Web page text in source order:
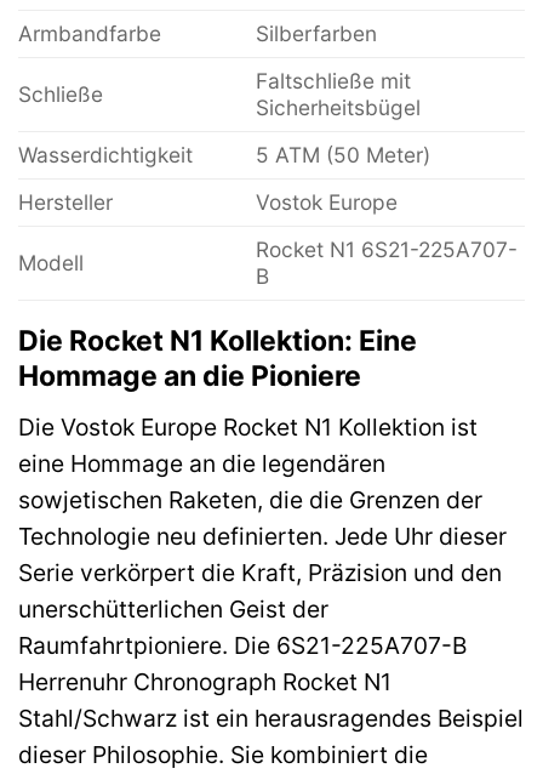
Armbandfarbe
Silberfarben
Schließe
Faltschließe mit
Sicherheitsbügel
Wasserdichtigkeit
5 ATM (50 Meter)
Hersteller
Vostok Europe
Modell
Rocket N1 6S21-225A707-
B
Die Rocket N1 Kollektion: Eine
Hommage an die Pioniere
Die Vostok Europe Rocket N1 Kollektion ist
eine Hommage an die legendären
sowjetischen Raketen, die die Grenzen der
Technologie neu definierten. Jede Uhr dieser
Serie verkörpert die Kraft, Präzision und den
unerschütterlichen Geist der
Raumfahrtpioniere. Die 6S21-225A707-B
Herrenuhr Chronograph Rocket N1
Stahl/Schwarz ist ein herausragendes Beispiel
dieser Philosophie. Sie kombiniert die